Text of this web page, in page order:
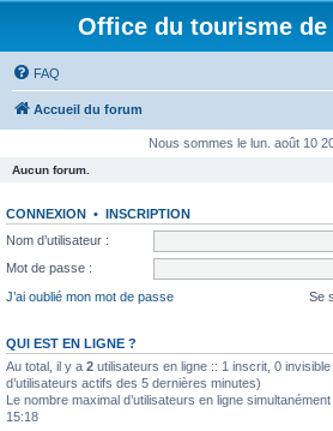
Office du tourisme de
FAQ
Accueil du forum
Nous sommes le lun. août 10
Aucun forum.
CONNEXION • INSCRIPTION
Nom d’utilisateur :
Mot de passe :
J’ai oublié mon mot de passe
Se
QUI EST EN LIGNE ?
Au total, il y a 2 utilisateurs en ligne :: 1 inscrit, 0
d’utilisateurs actifs des 5 dernières minutes)
Le nombre maximal d’utilisateurs en ligne
15:18